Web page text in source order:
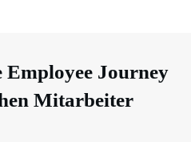
Journey
Mitarbeiter